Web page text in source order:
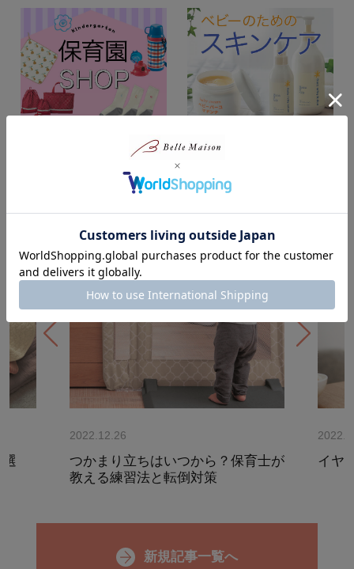
新着記事
2022.12.26
つかまり立ちはいつから？保育士が
教える練習法と転倒対策
イヤ
新規記事一覧へ